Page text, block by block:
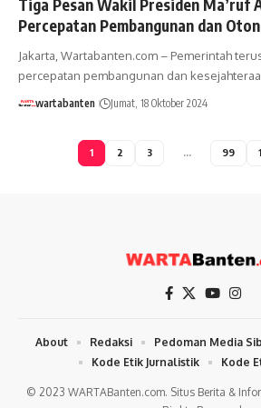
Tiga Pesan Wakil Presiden Ma’ruf
Percepatan Pembangunan dan
Jakarta, Wartabanten.com – Pemerintah
percepatan pembangunan dan
wartabanten Jumat, 18 Oktober 2024
1 2 3 … 99
© 2023 WARTABanten.com. Situs Berita &
About Redaksi Pedoman Media
Kode Etik Jurnalistik
Kode